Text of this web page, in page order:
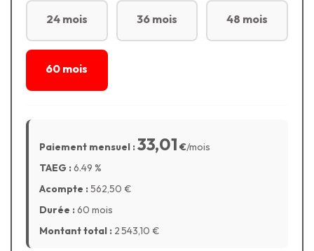
24 mois 36 mois 48 mois
60 mois
Paiement mensuel :33,01 €/mois
TAEG :6.49 %
Acompte :562,50 €
Durée :60 mois
Montant total : 2 543,10 €